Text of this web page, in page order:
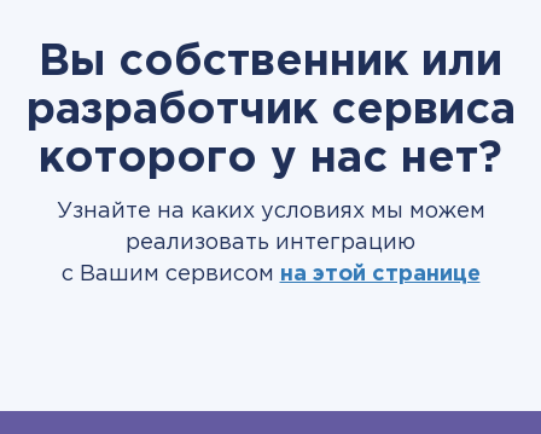
Вы собственник или
разработчик сервиса
которого у нас нет?
Узнайте на каких условиях мы можем
реализовать интеграцию
с Вашим сервисом на этой странице